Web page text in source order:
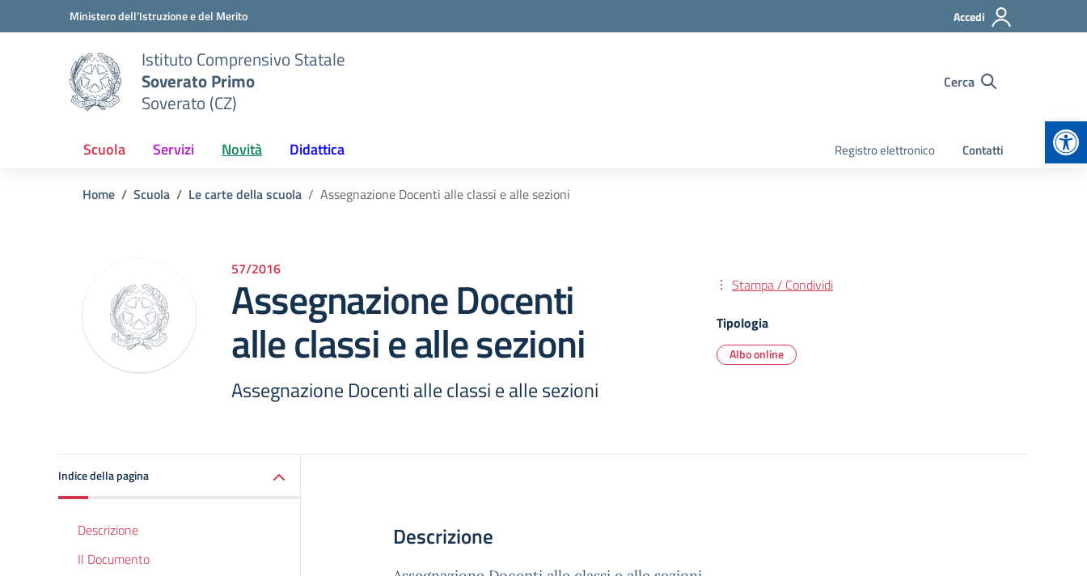
Vai ai contenuti
Vai al menu di navigazioneMinistero dell'Istruzione e del Merito Accedi
Istituto Comprensivo Statale
Soverato Primo
Soverato (CZ)
Cerca
Scuola Servizi Novità Didattica Registro elettronico Contatti
Home Scuola Le carte della scuola Assegnazione Docenti alle classi e alle sezioni
57/2016
Assegnazione Docenti
alle classi e alle sezioni
Assegnazione Docenti alle classi e alle sezioni
Stampa / Condividi
Tipologia
Albo online
Indice della pagina
Descrizione
Il Documento
Descrizione